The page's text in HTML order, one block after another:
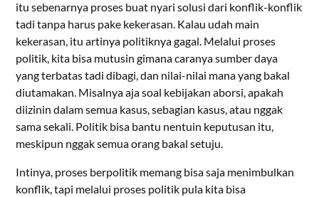
itu sebenarnya proses buat nyari solusi dari konflik-konflik
tadi tanpa harus pake kekerasan. Kalau udah main
kekerasan, itu artinya politiknya gagal. Melalui proses
politik, kita bisa mutusin gimana caranya sumber daya
yang terbatas tadi dibagi, dan nilai-nilai mana yang bakal
diutamakan. Misalnya aja soal kebijakan aborsi, apakah
diizinin dalam semua kasus, sebagian kasus, atau nggak
sama sekali. Politik bisa bantu nentuin keputusan itu,
meskipun nggak semua orang bakal setuju.
Intinya, proses berpolitik memang bisa saja menimbulkan
konflik, tapi melalui proses politik pula kita bisa